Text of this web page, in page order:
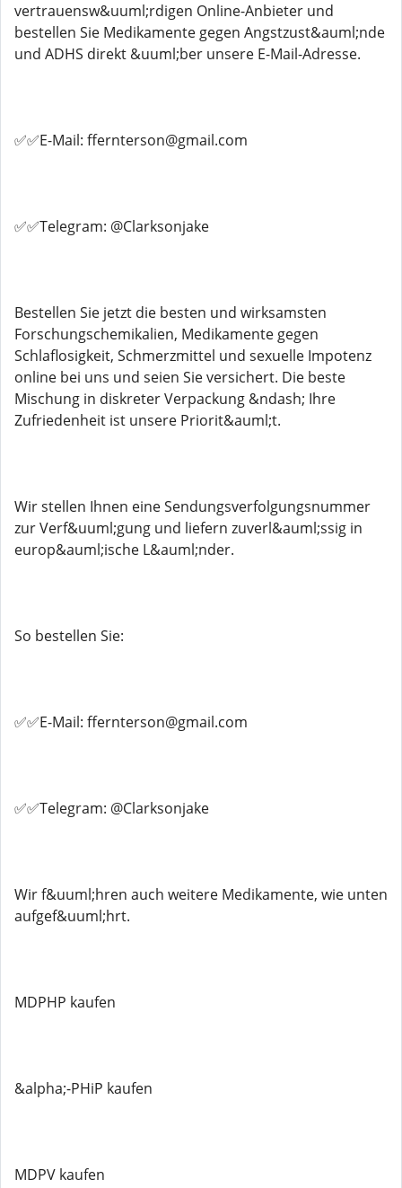
vertrauensw&uuml;rdigen Online-Anbieter und
bestellen Sie Medikamente gegen Angstzust&auml;nde
und ADHS direkt &uuml;ber unsere E-Mail-Adresse.
✅✅E-Mail: ffernterson@gmail.com
✅✅Telegram: @Clarksonjake
Bestellen Sie jetzt die besten und wirksamsten
Forschungschemikalien, Medikamente gegen
Schlaflosigkeit, Schmerzmittel und sexuelle Impotenz
online bei uns und seien Sie versichert. Die beste
Mischung in diskreter Verpackung &ndash; Ihre
Zufriedenheit ist unsere Priorit&auml;t.
Wir stellen Ihnen eine Sendungsverfolgungsnummer
zur Verf&uuml;gung und liefern zuverl&auml;ssig in
europ&auml;ische L&auml;nder.
So bestellen Sie:
✅✅E-Mail: ffernterson@gmail.com
✅✅Telegram: @Clarksonjake
Wir f&uuml;hren auch weitere Medikamente, wie unten
aufgef&uuml;hrt.
MDPHP kaufen
&alpha;-PHiP kaufen
MDPV kaufen